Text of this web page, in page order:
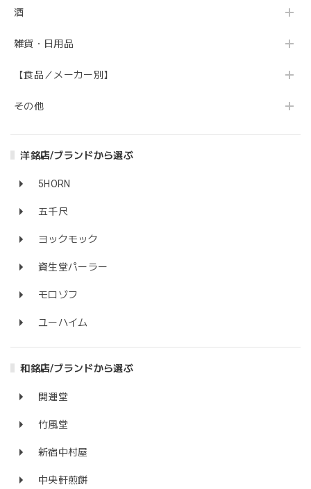
酒
雑貨・日用品
【食品／メーカー別】
その他
洋銘店/ブランドから選ぶ
5HORN
五千尺
ヨックモック
資生堂パーラー
モロゾフ
ユーハイム
和銘店/ブランドから選ぶ
開運堂
竹風堂
新宿中村屋
中央軒煎餅